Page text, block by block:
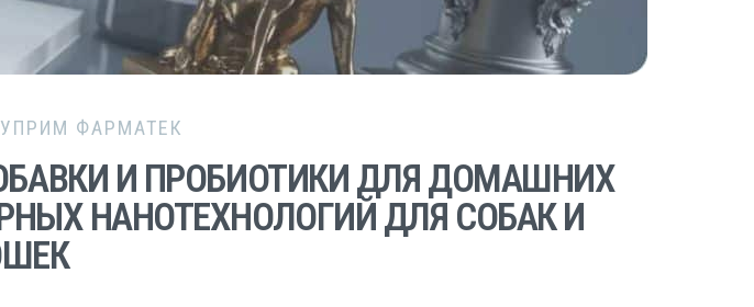
ФАРМАТЕК
И ПРОБИОТИКИ ДЛЯ ДОМАШНИХ
НАНОТЕХНОЛОГИЙ ДЛЯ СОБАК И